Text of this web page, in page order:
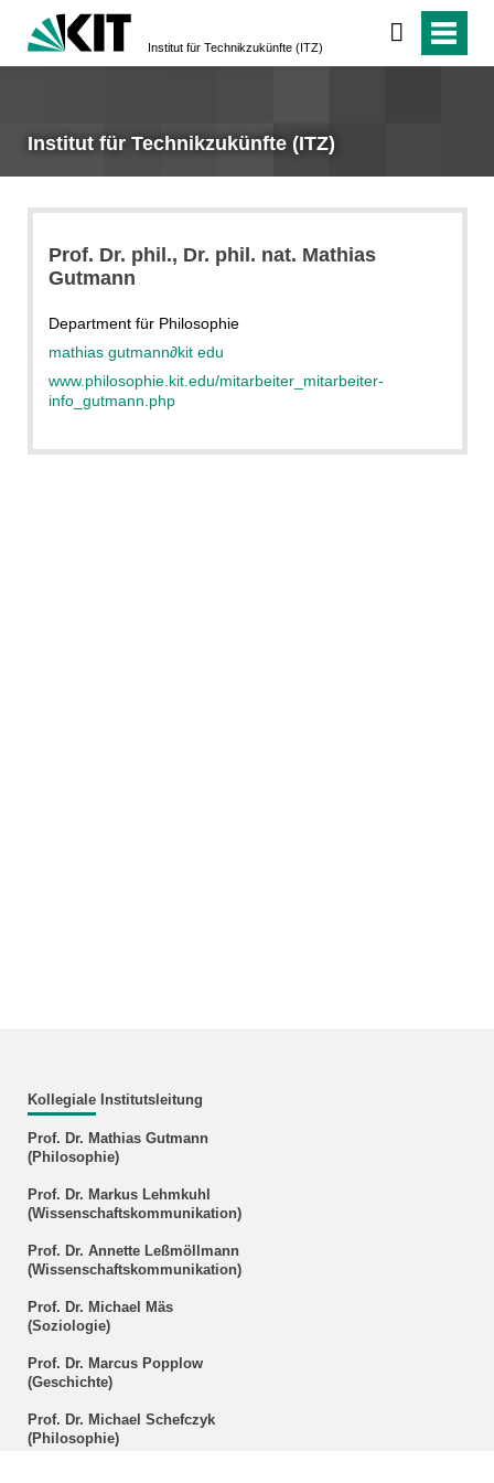
Institut für Technikzukünfte (ITZ)
Institut für Technikzukünfte (ITZ)
Prof. Dr. phil., Dr. phil. nat. Mathias
Gutmann
Department für Philosophie
mathias gutmann∂kit edu
www.philosophie.kit.edu/mitarbeiter_mitarbeiter-
info_gutmann.php
Kollegiale Institutsleitung
Prof. Dr. Mathias Gutmann
(Philosophie)
Prof. Dr. Markus Lehmkuhl
(Wissenschaftskommunikation)
Prof. Dr. Annette Leßmöllmann
(Wissenschaftskommunikation)
Prof. Dr. Michael Mäs
(Soziologie)
Prof. Dr. Marcus Popplow
(Geschichte)
Prof. Dr. Michael Schefczyk
(Philosophie)